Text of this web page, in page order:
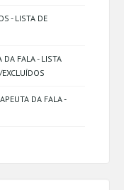
- LISTA DE
DA FALA - LISTA
DA FALA -